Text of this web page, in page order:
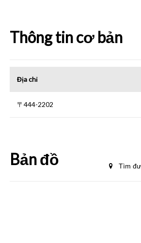
Thông tin cơ bản
Địa chỉ
〒444-2202
Bản đồ Tìm